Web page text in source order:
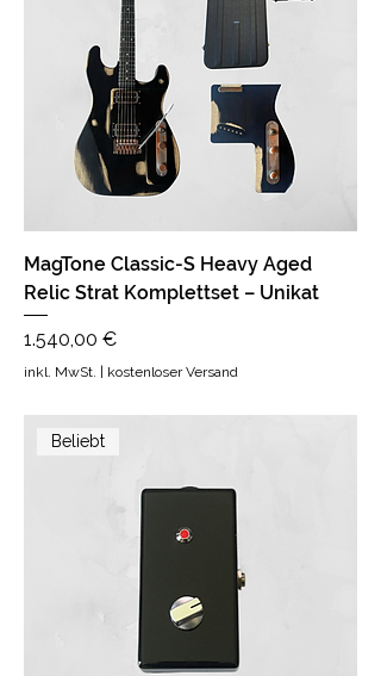
MagTone Classic-S Heavy Aged
Relic Strat Komplettset – Unikat
Preis
1.540,00 €
inkl. MwSt. | kostenloser Versand
Beliebt